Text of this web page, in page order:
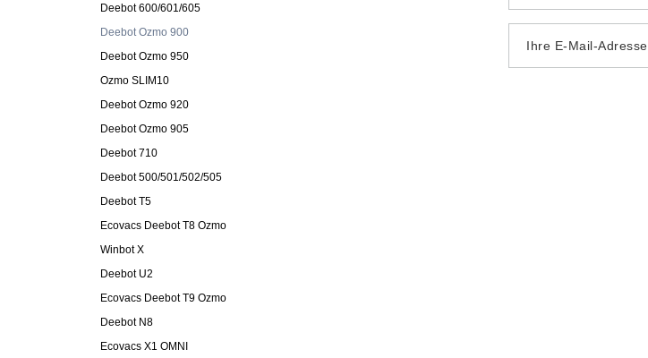
Deebot 600/601/605
Deebot Ozmo 900
Deebot Ozmo 950
Ozmo SLIM10
Deebot Ozmo 920
Deebot Ozmo 905
Deebot 710
Deebot 500/501/502/505
Deebot T5
Ecovacs Deebot T8 Ozmo
Winbot X
Deebot U2
Ecovacs Deebot T9 Ozmo
Deebot N8
Ecovacs X1 OMNI
Ihre E-Mail-Adresse